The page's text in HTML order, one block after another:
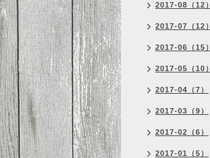
2017-08（12）
2017-07（12）
2017-06（15）
2017-05（10）
2017-04（7）
2017-03（9）
2017-02（6）
2017-01（5）